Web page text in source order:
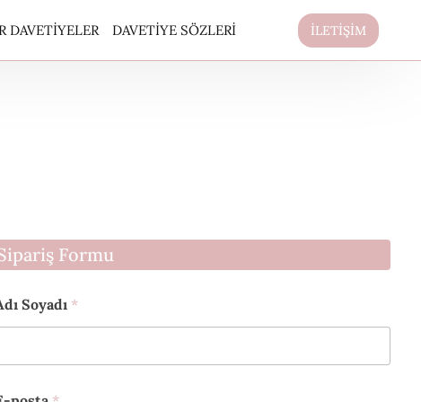
DAVETIYELER DAVETIYE SÖZLERI İLETİŞİM
Formu
Soyadı *